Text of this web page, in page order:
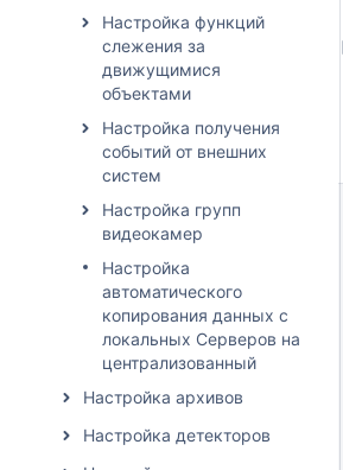
Настройка функций
слежения за
движущимися
объектами
Настройка получения
событий от внешних
систем
Настройка групп
видеокамер
Настройка
автоматического
копирования данных с
локальных Серверов на
централизованный
Настройка архивов
Настройка детекторов